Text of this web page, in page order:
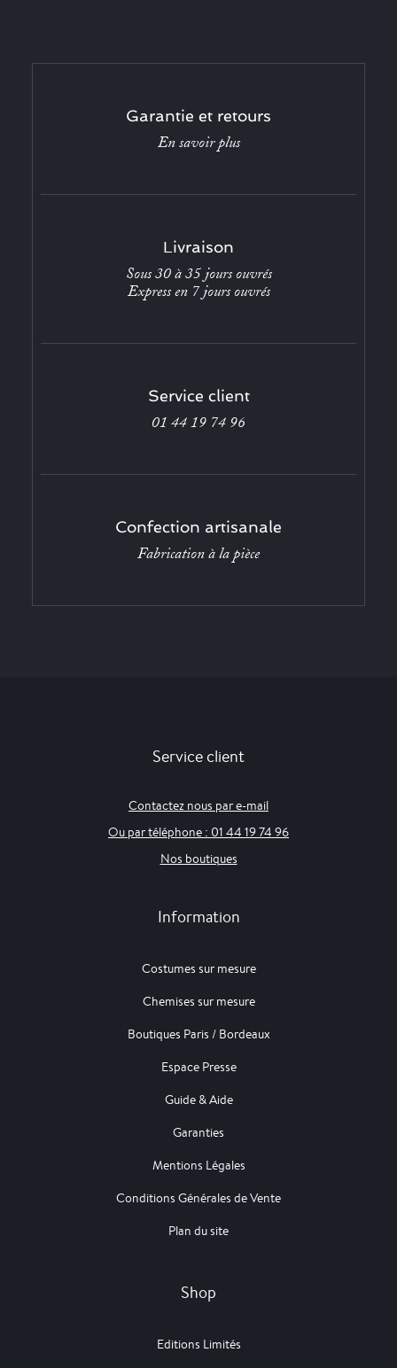
Garantie et retours
En savoir plus
Livraison
Sous 30 à 35 jours ouvrés
Express en 7 jours ouvrés
Service client
01 44 19 74 96
Confection artisanale
Fabrication à la pièce
Service client
Contactez nous par e-mail
Ou par téléphone : 01 44 19 74 96
Nos boutiques
Information
Costumes sur mesure
Chemises sur mesure
Boutiques Paris / Bordeaux
Espace Presse
Guide & Aide
Garanties
Mentions Légales
Conditions Générales de Vente
Plan du site
Shop
Editions Limités